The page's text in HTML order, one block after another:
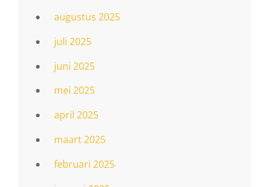
augustus 2025
juli 2025
juni 2025
mei 2025
april 2025
maart 2025
februari 2025